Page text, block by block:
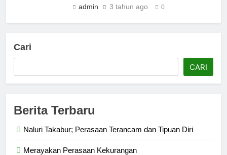
admin 3 tahun ago 0
Cari
CARI
Berita Terbaru
Naluri Takabur; Perasaan Terancam dan Tipuan Diri
Merayakan Perasaan Kekurangan